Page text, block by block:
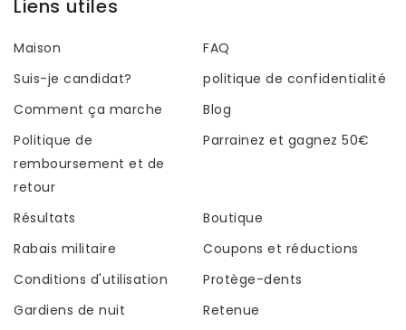
Liens utiles
Maison
FAQ
Suis-je candidat?
politique de confidentialité
Comment ça marche
Blog
Politique de
remboursement et de
retour
Parrainez et gagnez 50€
Résultats
Boutique
Rabais militaire
Coupons et réductions
Conditions d'utilisation
Protège-dents
Gardiens de nuit
Retenue